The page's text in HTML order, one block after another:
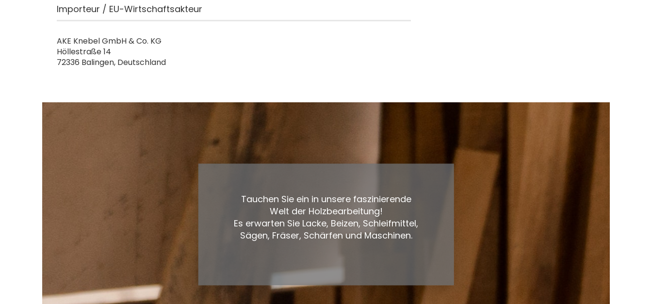
Importeur / EU-Wirtschaftsakteur
AKE Knebel GmbH & Co. KG
Höllestraße 14
72336 Balingen, Deutschland
Tauchen Sie ein in unsere faszinierende
Welt der Holzbearbeitung!
Es erwarten Sie Lacke, Beizen, Schleifmittel,
Sägen, Fräser, Schärfen und Maschinen.